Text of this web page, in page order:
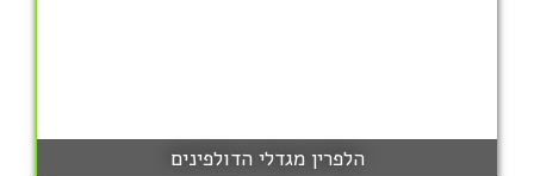
הלפרין מגדלי הדולפינים